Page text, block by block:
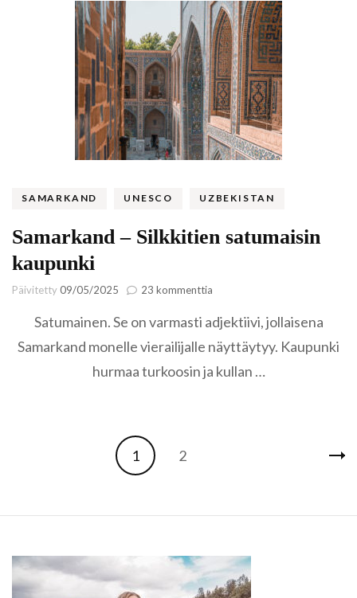
SAMARKAND UNESCO UZBEKISTAN
Samarkand – Silkkitien satumaisin
kaupunki
Päivitetty09/05/2025 23 kommenttia
–
satumaisin
kaupunki
Satumainen. Se on varmasti adjektiivi, jollaisena
Samarkand monelle vierailijalle näyttäytyy. Kaupunki
hurmaa turkoosin ja kullan …
Artikkelien
Sivu
1 Sivu
2